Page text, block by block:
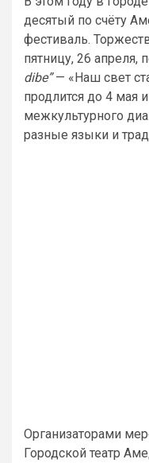
десятый по счёту
фестиваль.
пятницу, 26 апреля,
dibe”— «Наш свет
продлится до 4 мая
межкультурного
разные языки и
Организаторами
Городской театр